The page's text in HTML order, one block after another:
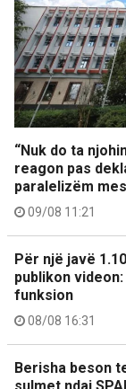
“Nuk do ta
reagon pas
paralelizëm
09/08 11:21
Për një javë
publikon
funksion
08/08 16:31
Berisha beson